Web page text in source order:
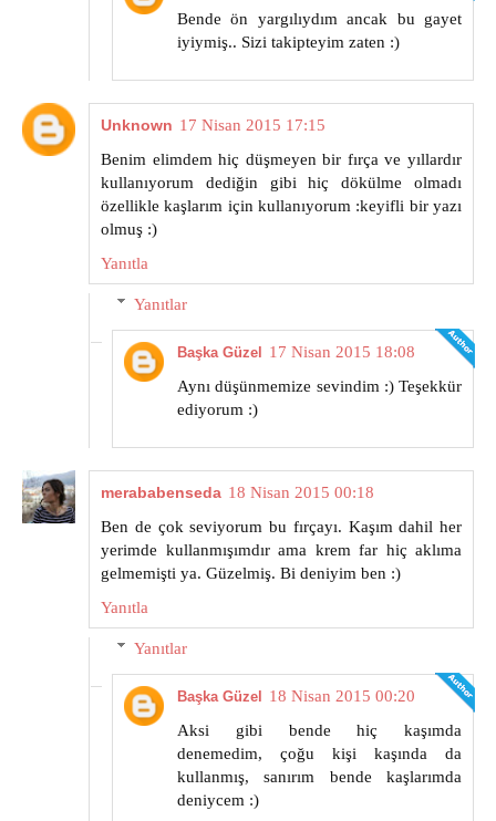
Bende ön yargılıydım ancak bu gayet
iyiymiş.. Sizi takipteyim zaten :)
Unknown 17 Nisan 2015 17:15
Benim elimdem hiç düşmeyen bir fırça ve yıllardır
kullanıyorum dediğin gibi hiç dökülme olmadı
özellikle kaşlarım için kullanıyorum :keyifli bir yazı
olmuş :)
Yanıtla
Yanıtlar
Başka Güzel
17 Nisan 2015 18:08
Aynı düşünmemize sevindim :) Teşekkür
ediyorum :)
merababenseda 18 Nisan 2015 00:18
Ben de çok seviyorum bu fırçayı. Kaşım dahil her
yerimde kullanmışımdır ama krem far hiç aklıma
gelmemişti ya. Güzelmiş. Bi deniyim ben :)
Yanıtla
Yanıtlar
Başka Güzel
18 Nisan 2015 00:20
Aksi gibi bende hiç kaşımda
denemedim, çoğu kişi kaşında da
kullanmış, sanırım bende kaşlarımda
deniycem :)